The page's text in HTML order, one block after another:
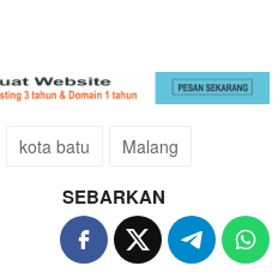
kota batu Malang
SEBARKAN